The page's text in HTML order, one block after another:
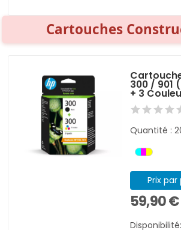
Cartouches
300 / 901
+ 3
Quantité :
Prix par
59,90 €
Disponibilité: